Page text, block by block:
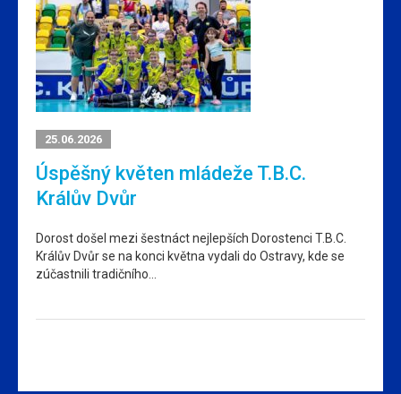
25.06.2026
Úspěšný květen mládeže T.B.C.
Králův Dvůr
Dorost došel mezi šestnáct nejlepších Dorostenci T.B.C.
Králův Dvůr se na konci května vydali do Ostravy, kde se
zúčastnili tradičního…